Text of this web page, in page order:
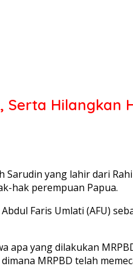
Serta Hilangkan
Sarudin yang lahir dari
hak perempuan Papua.
Faris Umlati (AFU)
apa yang dilakukan
MRPBD telah